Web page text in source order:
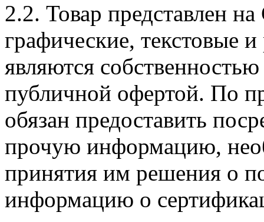
2.2. Товар представлен
графические, текстовые
являются
публичной офертой. По
обязан предоставить
прочую информацию,
принятия им решения о
информацию о